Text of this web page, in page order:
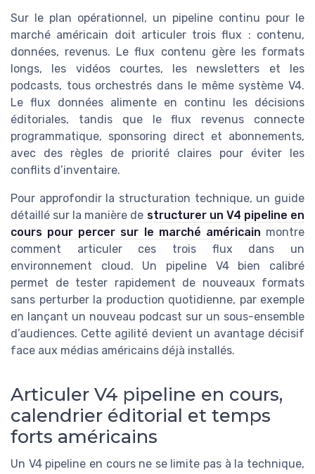
Sur le plan opérationnel, un pipeline continu pour le
marché américain doit articuler trois flux : contenu,
données, revenus. Le flux contenu gère les formats
longs, les vidéos courtes, les newsletters et les
podcasts, tous orchestrés dans le même système V4.
Le flux données alimente en continu les décisions
éditoriales, tandis que le flux revenus connecte
programmatique, sponsoring direct et abonnements,
avec des règles de priorité claires pour éviter les
conflits d’inventaire.
Pour approfondir la structuration technique, un guide
détaillé sur la manière de structurer un V4 pipeline en
cours pour percer sur le marché américain montre
comment articuler ces trois flux dans un
environnement cloud. Un pipeline V4 bien calibré
permet de tester rapidement de nouveaux formats
sans perturber la production quotidienne, par exemple
en lançant un nouveau podcast sur un sous-ensemble
d’audiences. Cette agilité devient un avantage décisif
face aux médias américains déjà installés.
Articuler V4 pipeline en cours,
calendrier éditorial et temps
forts américains
Un V4 pipeline en cours ne se limite pas à la technique,